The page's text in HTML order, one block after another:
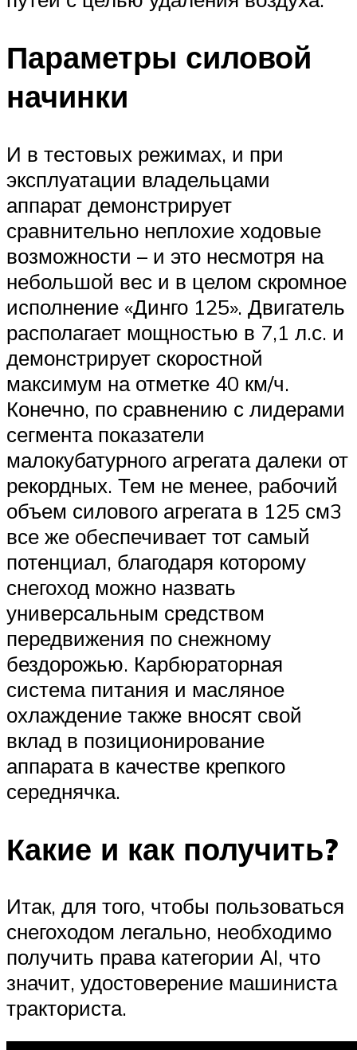
Параметры силовой
начинки
И в тестовых режимах, и при
эксплуатации владельцами
аппарат демонстрирует
сравнительно неплохие ходовые
возможности – и это несмотря на
небольшой вес и в целом скромное
исполнение «Динго 125». Двигатель
располагает мощностью в 7,1 л.с. и
демонстрирует скоростной
максимум на отметке 40 км/ч.
Конечно, по сравнению с лидерами
сегмента показатели
малокубатурного агрегата далеки от
рекордных. Тем не менее, рабочий
объем силового агрегата в 125 см3
все же обеспечивает тот самый
потенциал, благодаря которому
снегоход можно назвать
универсальным средством
передвижения по снежному
бездорожью. Карбюраторная
система питания и масляное
охлаждение также вносят свой
вклад в позиционирование
аппарата в качестве крепкого
середнячка.
Какие и как получить?
Итак, для того, чтобы пользоваться
снегоходом легально, необходимо
получить права категории АI, что
значит, удостоверение машиниста
тракториста.